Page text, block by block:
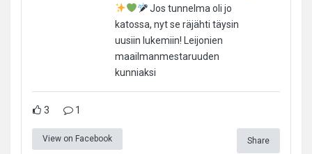
Jos tunnelma oli jo
katossa, nyt se räjähti täysin
uusiin lukemiin! Leijonien
maailmanmestaruuden
kunniaksi
3 1
View on Facebook Share